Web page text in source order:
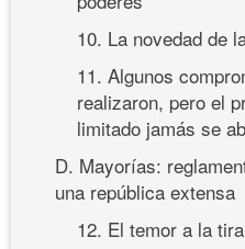
10. La novedad de
11. Algunos
realizaron, pero el
limitado jamás se
D. Mayorías:
una república extensa
12. El temor a la